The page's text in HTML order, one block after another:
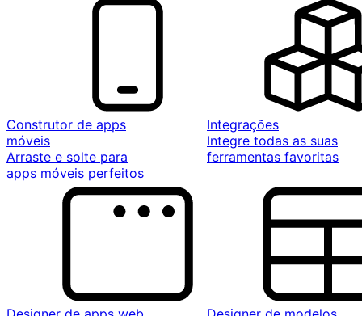
Construtor de apps
móveis
Arraste e solte para
apps móveis perfeitos
Integrações
Integre todas as suas
ferramentas favoritas